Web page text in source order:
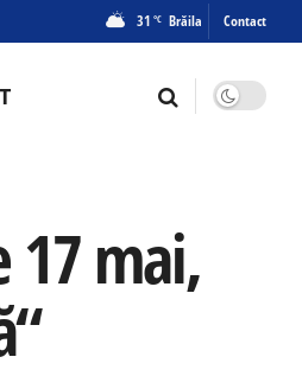
31 °C Brăila Contact
17 mai,